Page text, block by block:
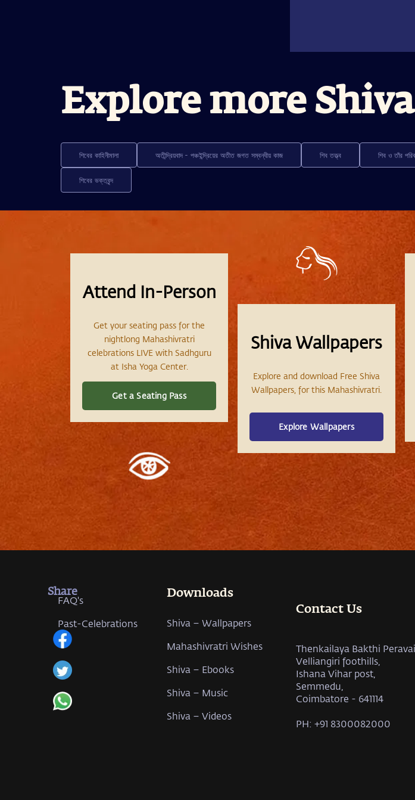
Explore more
শিবের কাহিনীমালা অতীন্দ্রিয়বাদ - পঞ্চইন্দ্রিয়ের অতীত জগত সম্বন্ধীয় কাজ শিব তত্ত্ব শিব ও তাঁর
শিবের ভক্তবৃন্দ
Share
Attend In-Person
Get your seating pass for the
nightlong Mahashivratri
celebrations LIVE with Sadhguru
at Isha Yoga Center.
Get a Seating Pass
Shiva Wallpapers
Explore and download Free Shiva
Wallpapers, for this Mahashivratri.
Explore Wallpapers
FAQ's
Past-Celebrations
Downloads
Shiva – Wallpapers
Mahashivratri Wishes
Shiva – Ebooks
Shiva – Music
Shiva – Videos
Contact Us
Thenkailaya Bakthi Peravai,
Velliangiri foothills,
Ishana Vihar post,
Semmedu,
Coimbatore - 641114
PH: +91 8300082000